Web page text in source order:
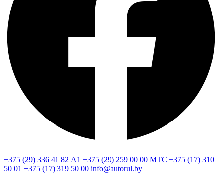
+375 (29) 336 41 82 А1 +375 (29) 259 00 00 МТС +375 (17) 310
50 01 +375 (17) 319 50 00 info@autorul.by